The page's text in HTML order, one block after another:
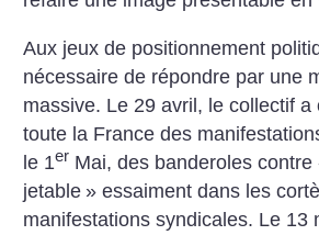
Aux jeux de positionnement
nécessaire de répondre par une
massive. Le 29 avril, le collectif a
toute la France des
le 1er Mai, des banderoles contre
jetable » essaiment dans les
manifestations syndicales. Le 13